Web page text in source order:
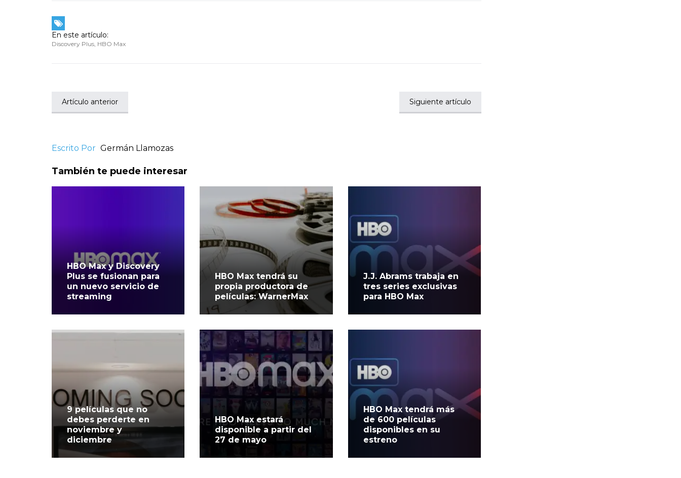
En este artículo:
Discovery Plus, HBO Max
Artículo anterior Siguiente artículo
Escrito Por Germán Llamozas
También te puede interesar
HBO Max y Discovery
Plus se fusionan para
un nuevo servicio de
streaming
HBO Max tendrá su
propia productora de
películas: WarnerMax
J.J. Abrams trabaja en
tres series exclusivas
para HBO Max
9 películas que no
debes perderte en
noviembre y
diciembre
HBO Max estará
disponible a partir del
27 de mayo
HBO Max tendrá más
de 600 películas
disponibles en su
estreno